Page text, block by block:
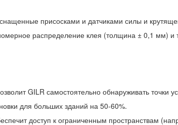
присосками и датчиками силы и
распределение клея (толщина ± 0,1 мм)
GILR самостоятельно обнаруживать точки
для больших зданий на 50-60%.
доступ к ограниченным пространствам